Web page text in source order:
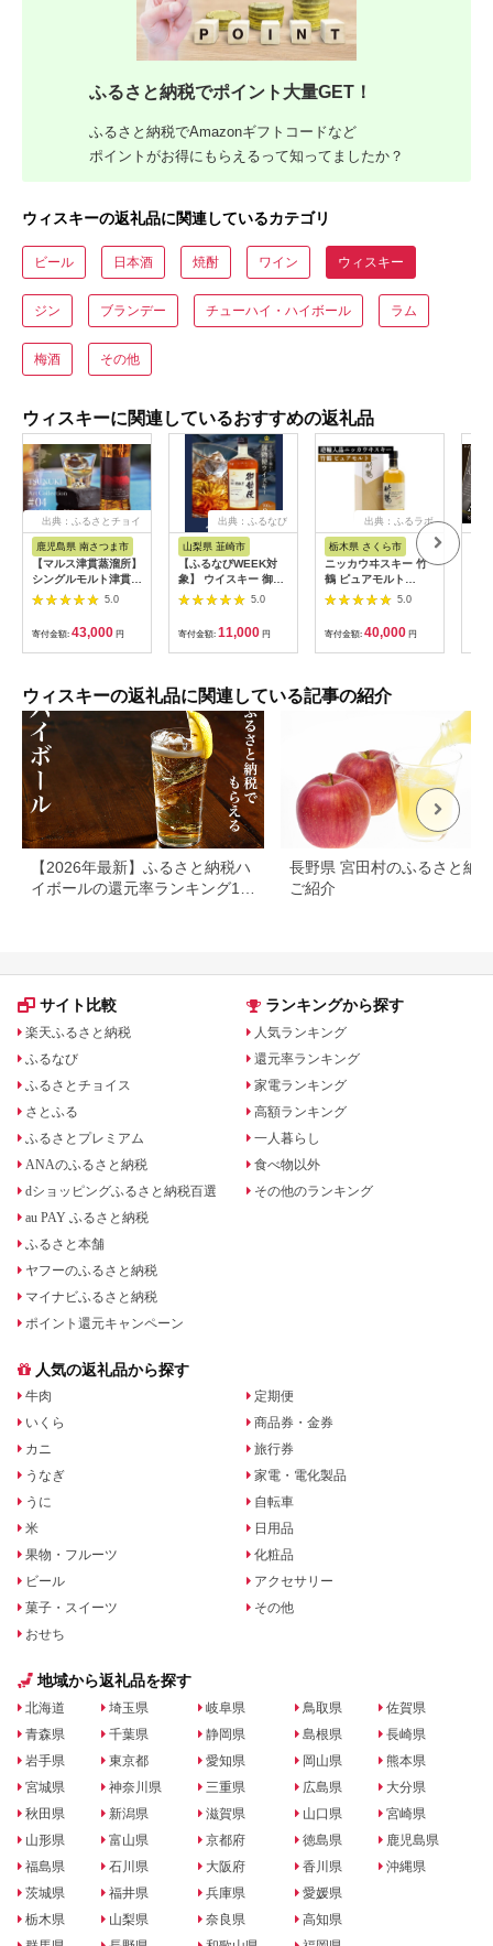
ふるさと納税でポイント大量GET！
ふるさと納税でAmazonギフトコードなど
ポイントがお得にもらえるって知ってましたか？
ウィスキーの返礼品に関連しているカテゴリ
ビール 日本酒 焼酎 ワイン ウィスキー
ジン ブランデー チューハイ・ハイボール ラム
梅酒 その他
ウィスキーに関連しているおすすめの返礼品
出典：ふるさとチョイ
ス
鹿児島県 南さつま市
【マルス津貫蒸溜所】
シングルモルト津貫
Minami-satsuma Art
#04（700ml） 数量
限定 本坊酒造 ウイス
キー ウィスキー 49%
ョン 下村貢 鹿児島県
南さつま市 お酒 洋酒
モルト マルス
5.0
寄付金額: 43,000 円
出典：ふるなび
山梨県 韮崎市
【ふるなびWEEK対
象】 ウイスキー 御勅
使(みだい) 700ml×3
本｜ウィスキー ハイ
5.0
寄付金額: 11,000 円
出典：ふるラボ
栃木県 さくら市
ニッカウヰスキー 竹
鶴 ピュアモルト
700ml 箱付き 逆輸入
品 ｜ 栃木県 さくら市
熟成 ニッカ ウィスキ
ー お酒 酒 国産 洋酒
ウイスキー
レゼント ギフト 贈り
物 贈答 熟成ウイスキ
イスキーギフト 蒸溜
所 晩酌 ハイボール ロ
ック お湯割り 水割り
家飲み 箱入り
5.0
寄付金額: 40,000 円
ウィスキーの返礼品に関連している記事の紹介
【2026年最新】ふるさと納税ハ
イボールの還元率ランキング10
長野県 宮田村のふるさと納
ご紹介
サイト比較
楽天ふるさと納税
ふるなび
ふるさとチョイス
さとふる
ふるさとプレミアム
ANAのふるさと納税
dショッピングふるさと納税百選
au PAY ふるさと納税
ふるさと本舗
ヤフーのふるさと納税
マイナビふるさと納税
ポイント還元キャンペーン
ランキングから探す
人気ランキング
還元率ランキング
家電ランキング
高額ランキング
一人暮らし
食べ物以外
その他のランキング
人気の返礼品から探す
牛肉
いくら
カニ
うなぎ
うに
米
果物・フルーツ
ビール
菓子・スイーツ
おせち
定期便
商品券・金券
旅行券
家電・電化製品
自転車
日用品
化粧品
アクセサリー
その他
地域から返礼品を探す
北海道
青森県
岩手県
宮城県
秋田県
山形県
福島県
茨城県
栃木県
埼玉県
千葉県
東京都
神奈川県
新潟県
富山県
石川県
福井県
山梨県
岐阜県
静岡県
愛知県
三重県
滋賀県
京都府
大阪府
兵庫県
奈良県
鳥取県
島根県
岡山県
広島県
山口県
徳島県
香川県
愛媛県
高知県
佐賀県
長崎県
熊本県
大分県
宮崎県
鹿児島県
沖縄県